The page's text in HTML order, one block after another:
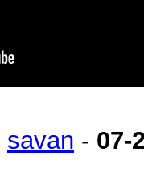
savan - 07-